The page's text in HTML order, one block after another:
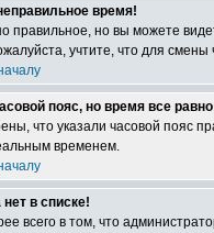
время!
правильное, но вы можете
учтите, что для
пояс, но время все
что указали часовой пояс
временем.
в списке!
всего в том, что